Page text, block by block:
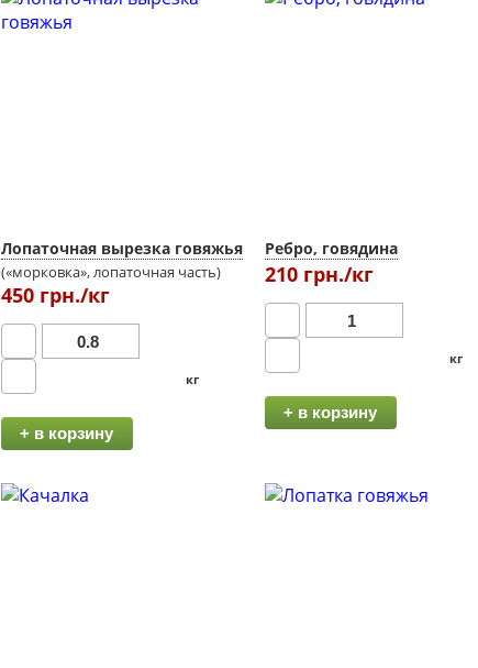
Лопаточная вырезка говяжья
(«морковка», лопаточная часть)
450 грн./кг
кг
Ребро, говядина
210 грн./кг
кг